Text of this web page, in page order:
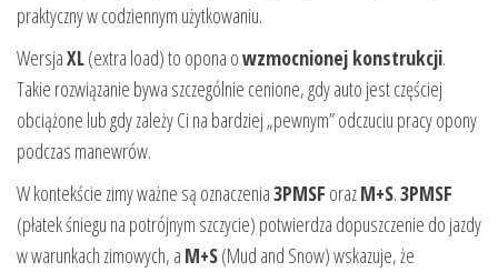
praktyczny w codziennym użytkowaniu.
WersjaXL(extra load) to opona owzmocnionej konstrukcji.
Takie rozwiązanie bywa szczególnie cenione, gdy auto jest częściej
obciążone lub gdy zależy Ci na bardziej „pewnym” odczuciu pracy opony
podczas manewrów.
W kontekście zimy ważne są oznaczenia3PMSF orazM+S.3PMSF
(płatek śniegu na potrójnym szczycie) potwierdza dopuszczenie do jazdy
w warunkach zimowych, a M+S(Mud and Snow) wskazuje, że